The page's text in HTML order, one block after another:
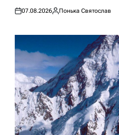
Оприлюднено
07.08.2026
Опубліковано
Понька Святослав